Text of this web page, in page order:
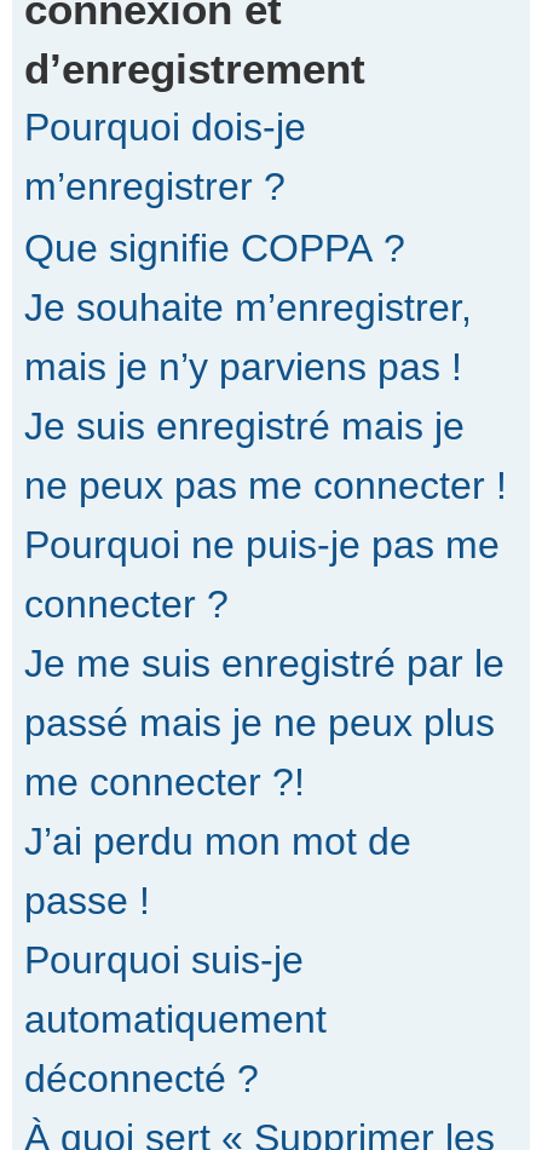
d’enregistrement
Pourquoi dois-je
m’enregistrer ?
Que signifie COPPA ?
Je souhaite m’enregistrer,
mais je n’y parviens pas !
Je suis enregistré mais je
ne peux pas me connecter !
Pourquoi ne puis-je pas me
connecter ?
Je me suis enregistré par le
passé mais je ne peux plus
me connecter ?!
J’ai perdu mon mot de
passe !
Pourquoi suis-je
automatiquement
déconnecté ?
À quoi sert « Supprimer les